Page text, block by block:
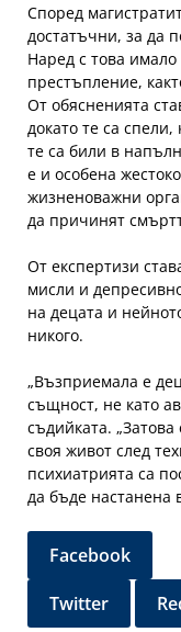
Според
достатъчни, за да
Наред с това
престъпление,
От обясненията
докато те са
те са били в
е и особена
жизненоважни
да причинят
От експертизи
мисли и
на децата и
никого.
„Възприемала е
същност, не като
съдийката.
своя живот след
психиатрията са
да бъде настанена
Facebook
Twitter